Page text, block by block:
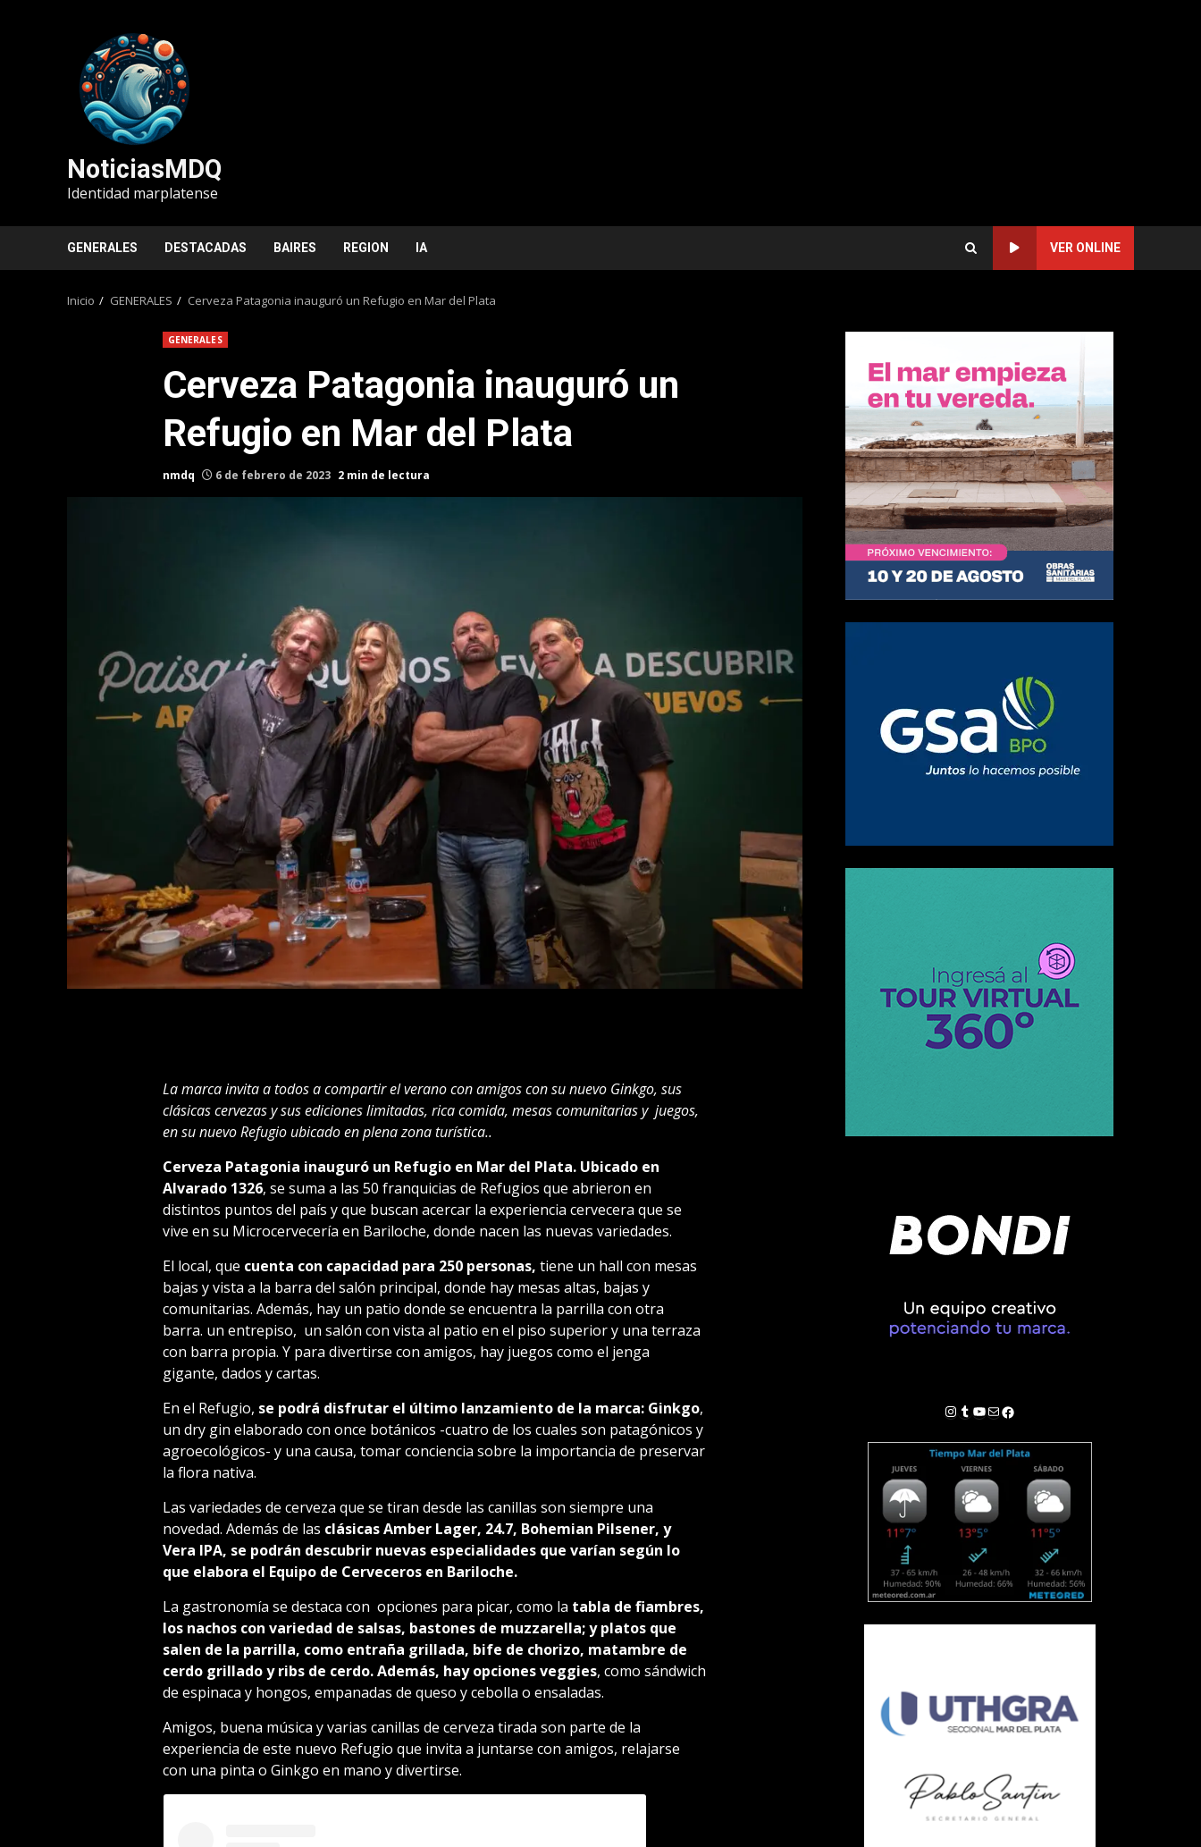
NoticiasMDQ
Identidad marplatense
GENERALES DESTACADAS BAIRES REGION IA VER ONLINE
Inicio GENERALES Cerveza Patagonia inauguró un Refugio en Mar del Plata
GENERALES
Cerveza Patagonia inauguró un
Refugio en Mar del Plata
nmdq 6 de febrero de 2023 2 min de lectura
La marca invita a todos acompartirel verano con amigos con su nuevo Ginkgo, sus
clásicas cervezas y sus ediciones limitadas, rica comida, mesas comunitarias y juegos,
en su nuevo Refugio ubicado en plena zona turística..
Cerveza Patagonia inauguró un Refugio en Mar del Plata. Ubicado en
Alvarado 1326, se suma a las 50 franquicias de Refugios que abrieron en
distintos puntos del país y que buscan acercar la experiencia cervecera que se
vive en su Microcervecería en Bariloche, donde nacen las nuevas variedades.
El local, que cuenta con capacidad para 250 personas, tiene un hall con mesas
bajas y vista a la barra del salón principal, donde hay mesas altas, bajas y
comunitarias. Además, hay un patio donde se encuentra la parrilla con otra
barra. un entrepiso, un salón con vista al patio en el piso superior y una terraza
con barra propia. Y para divertirse con amigos, hay juegos como el jenga
gigante, dados y cartas.
En el Refugio, se podrá disfrutar el último lanzamiento de la marca: Ginkgo,
un dry gin elaborado con once botánicos -cuatro de los cuales son patagónicos y
agroecológicos- y una causa, tomar conciencia sobre la importancia de preservar
la flora nativa.
Las variedades de cerveza que se tiran desde las canillas son siempre una
novedad. Además de las clásicas Amber Lager, 24.7, Bohemian Pilsener, y
Vera IPA, se podrán descubrir nuevas especialidades que varían según lo
que elabora el Equipo de Cerveceros en Bariloche.
La gastronomía se destaca con opciones para picar, como la tabla de fiambres,
los nachos con variedad de salsas, bastones de muzzarella; y platos que
salen de la parrilla, como entraña grillada, bife de chorizo, matambre de
cerdo grillado y ribs de cerdo. Además, hay opciones veggies, como sándwich
de espinaca y hongos, empanadas de queso y cebolla o ensaladas.
Amigos, buena música y varias canillas de cerveza tirada son parte de la
experiencia de este nuevo Refugio que invita a juntarse con amigos, relajarse
con una pinta o Ginkgo en mano y divertirse.
Instagram
Tumblr
YouTube
Correo electrónico
Facebook